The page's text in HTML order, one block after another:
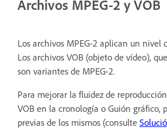
Archivos MPEG-2 y VOB
Los archivos MPEG-2 aplican un nivel
Los archivos VOB (objeto de vídeo),
son variantes de MPEG-2.
Para mejorar la fluidez de
VOB en la cronología o Guión gráfico,
previas de los mismos (consulte